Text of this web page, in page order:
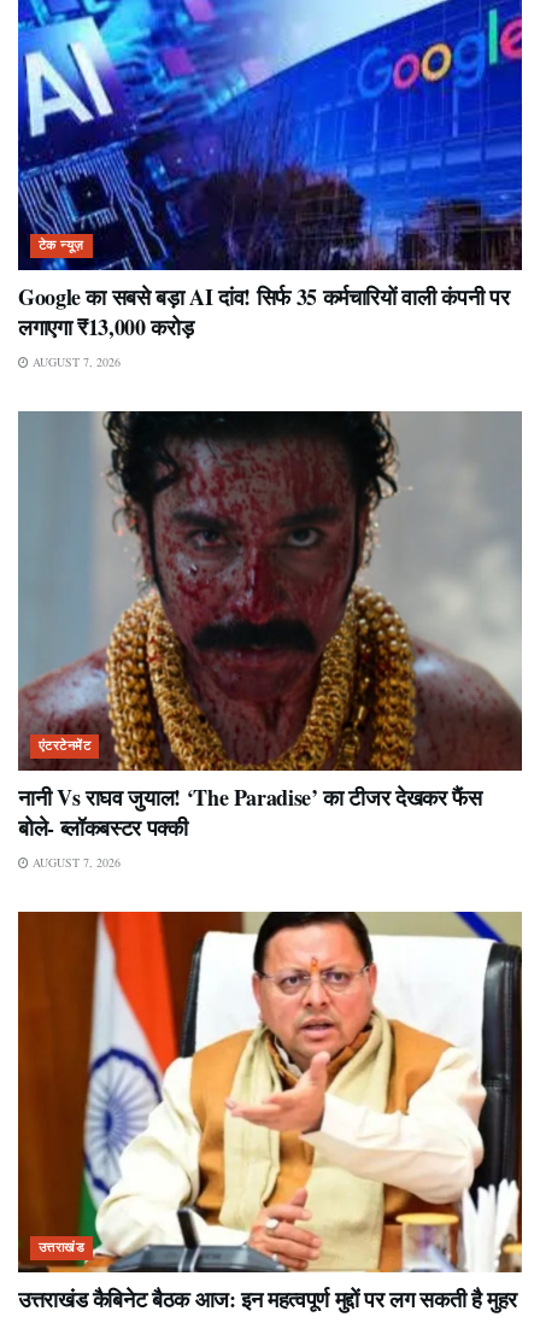
टेक न्यूज़
Google का सबसे बड़ा AI दांव! सिर्फ 35 कर्मचारियों वाली कंपनी पर
लगाएगा ₹13,000 करोड़
AUGUST 7, 2026
एंटरटेनमेंट
नानी Vs राघव जुयाल! ‘The Paradise’ का टीजर देखकर फैंस
बोले- ब्लॉकबस्टर पक्की
AUGUST 7, 2026
उत्तराखंड
उत्तराखंड कैबिनेट बैठक आज: इन महत्वपूर्ण मुद्दों पर लग सकती है मुहर